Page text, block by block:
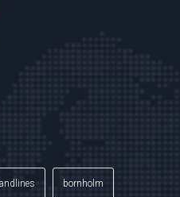
bornholm